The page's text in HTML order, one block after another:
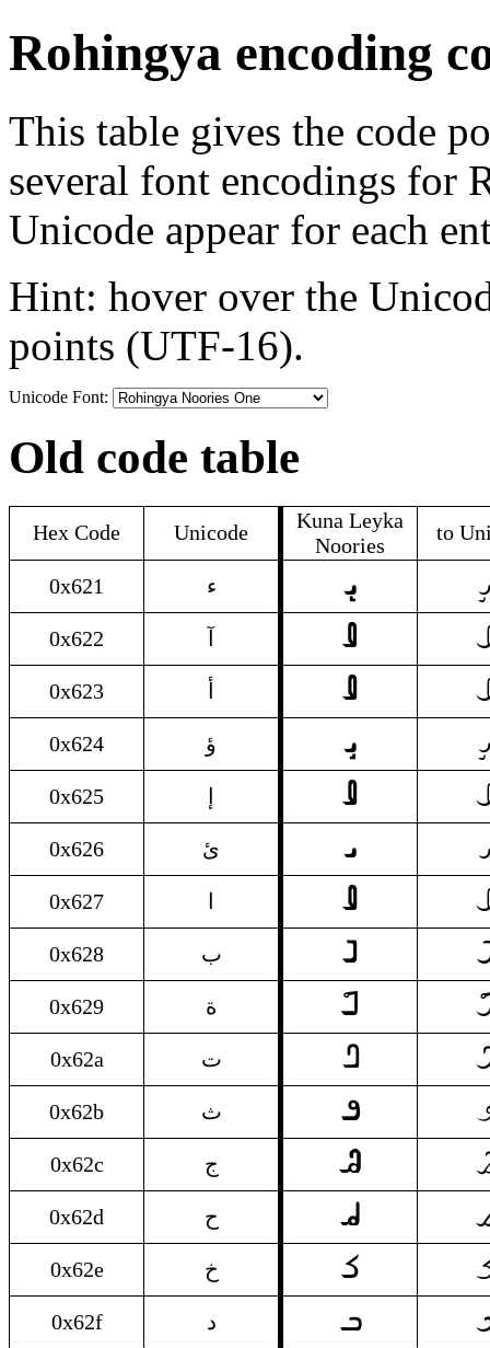
Rohingya encoding
This table gives the code
several font encodings for
Unicode appear for each
Hint: hover over the
points (UTF-16).
Unicode Font:
Old code table
Hex Code Unicode
Kuna Leyka
Noories
to
0x621 ء ء 𐴞
0x622 آ آ
0x623 أ أ
0x624 ؤ ؤ 𐴞
0x625 إ إ
0x626 ئ ئ 𐴢
0x627 ا ا
0x628 ب ب
0x629 ة ة
0x62a ت ت
0x62b ث ث
0x62c ج ج
0x62d ح ح
0x62e خ خ
0x62f د د